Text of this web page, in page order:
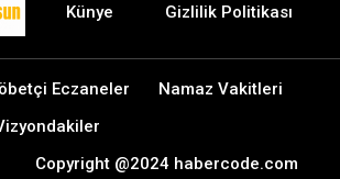
Künye Gizlilik Politikası
Eczaneler
Namaz Vakitleri
Copyright @2024 habercode.com